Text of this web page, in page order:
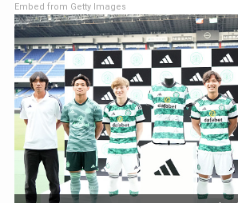
Embed from Getty Images